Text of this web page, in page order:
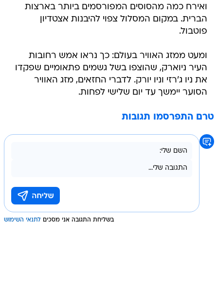
ואירח כמה מהסוסים המפורסמים ביותר בארצות
הברית. במקום המסלול צפוי להיבנות אצטדיון
פוטבול.
ומעט ממזג האוויר בעולם: כך נראו אמש רחובות
העיר ניוארק, שהוצפו בשל גשמים פתאומיים שפקדו
את ניו ג'רזי וניו יורק. לדברי החזאים, מזג האוויר
הסוער יימשך עד יום שלישי לפחות.
טרם התפרסמו תגובות
בשליחת התגובה אני מסכים לתנאי השימוש